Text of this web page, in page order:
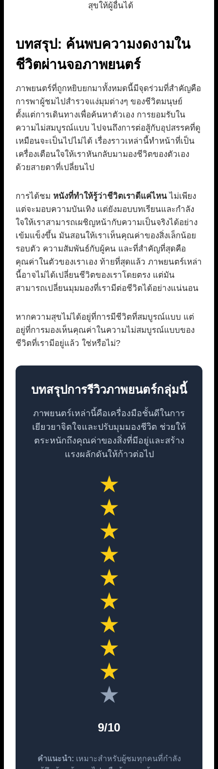
สุขให้ผู้อื่นได้
บทสรุป: ค้นพบความงดงามใน
ชีวิตผ่านจอภาพยนตร์
ภาพยนตร์ที่ถูกหยิบยกมาทั้งหมดนี้มีจุดร่วมที่สำคัญคือ
การพาผู้ชมไปสำรวจแง่มุมต่างๆ ของชีวิตมนุษย์
ตั้งแต่การเดินทางเพื่อค้นหาตัวเอง การยอมรับใน
ความไม่สมบูรณ์แบบ ไปจนถึงการต่อสู้กับอุปสรรคที่ดู
เหมือนจะเป็นไปไม่ได้ เรื่องราวเหล่านี้ทำหน้าที่เป็น
เครื่องเตือนใจให้เราหันกลับมามองชีวิตของตัวเอง
ด้วยสายตาที่เปลี่ยนไป
การได้ชม หนังที่ทำให้รู้ว่าชีวิตเราดีแค่ไหน ไม่เพียง
แต่จะมอบความบันเทิง แต่ยังมอบบทเรียนและกำลัง
ใจให้เราสามารถเผชิญหน้ากับความเป็นจริงได้อย่าง
เข้มแข็งขึ้น มันสอนให้เราเห็นคุณค่าของสิ่งเล็กน้อย
รอบตัว ความสัมพันธ์กับผู้คน และที่สำคัญที่สุดคือ
คุณค่าในตัวของเราเอง ท้ายที่สุดแล้ว ภาพยนตร์เหล่า
นี้อาจไม่ได้เปลี่ยนชีวิตของเราโดยตรง แต่มัน
สามารถเปลี่ยนมุมมองที่เรามีต่อชีวิตได้อย่างแน่นอน
หากความสุขไม่ได้อยู่ที่การมีชีวิตที่สมบูรณ์แบบ แต่
อยู่ที่การมองเห็นคุณค่าในความไม่สมบูรณ์แบบของ
ชีวิตที่เรามีอยู่แล้ว ใช่หรือไม่?
บทสรุปการรีวิวภาพยนตร์กลุ่มนี้
ภาพยนตร์เหล่านี้คือเครื่องมือชั้นดีในการ
เยียวยาจิตใจและปรับมุมมองชีวิต ช่วยให้
ตระหนักถึงคุณค่าของสิ่งที่มีอยู่และสร้าง
แรงผลักดันให้ก้าวต่อไป
★
★
★
★
★
★
★
★
★
★
9/10
คำแนะนำ: เหมาะสำหรับผู้ชมทุกคนที่กำลัง